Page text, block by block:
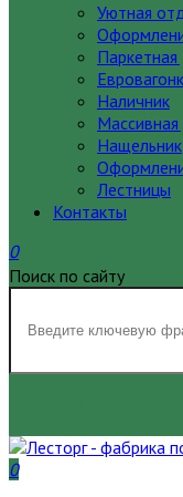
Уютная
Наличник
Нащельник
Лестницы
Контакты
0
Поиск по сайту
0